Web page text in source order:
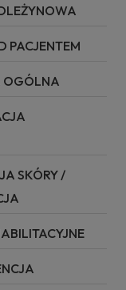
PACJENTEM
OGÓLNA
SKÓRY /